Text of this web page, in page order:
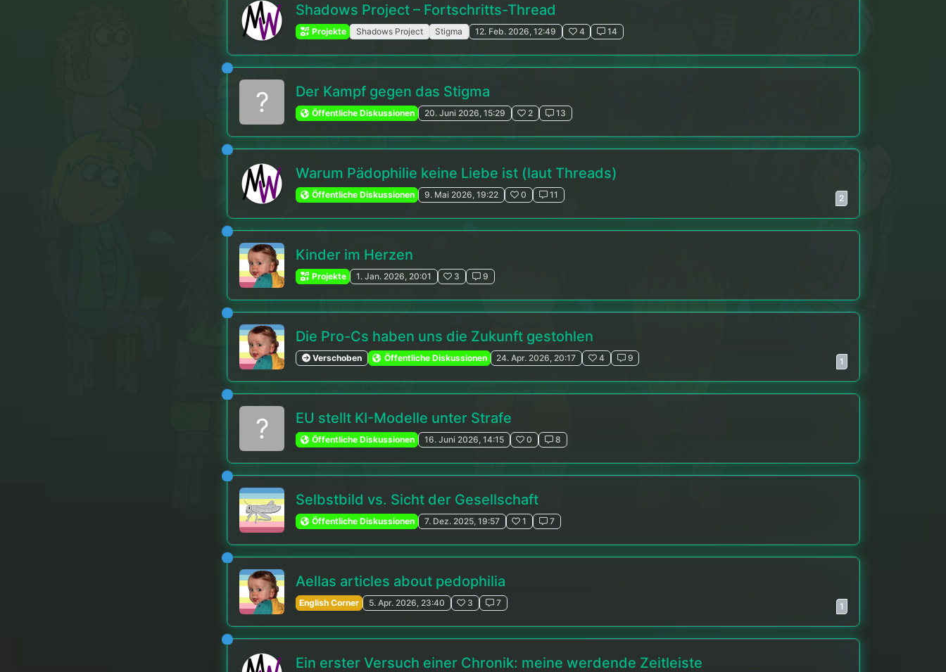
Shadows Project – Fortschritts-Thread
Projekte Shadows Project Stigma 12. Feb. 2026, 12:49 4 14
? Der Kampf gegen das Stigma
Öffentliche Diskussionen 20. Juni 2026, 15:29 2 13
Warum Pädophilie keine Liebe ist (laut Threads)
Öffentliche Diskussionen 9. Mai 2026, 19:22 0 11 2
Kinder im Herzen
Projekte 1. Jan. 2026, 20:01 3 9
Die Pro-Cs haben uns die Zukunft gestohlen
Verschoben Öffentliche Diskussionen 24. Apr. 2026, 20:17 4 9 1
? EU stellt KI-Modelle unter Strafe
Öffentliche Diskussionen 16. Juni 2026, 14:15 0 8
Selbstbild vs. Sicht der Gesellschaft
Öffentliche Diskussionen 7. Dez. 2025, 19:57 1 7
Aellas articles about pedophilia
English Corner 5. Apr. 2026, 23:40 3 7 1
Ein erster Versuch einer Chronik: meine werdende Zeitleiste